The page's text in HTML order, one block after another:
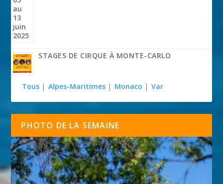
STAGES DE CIRQUE À MONTE-CARLO
Tous | Alpes-Maritimes | Monaco | Var
PHOTO DE LA SEMAINE